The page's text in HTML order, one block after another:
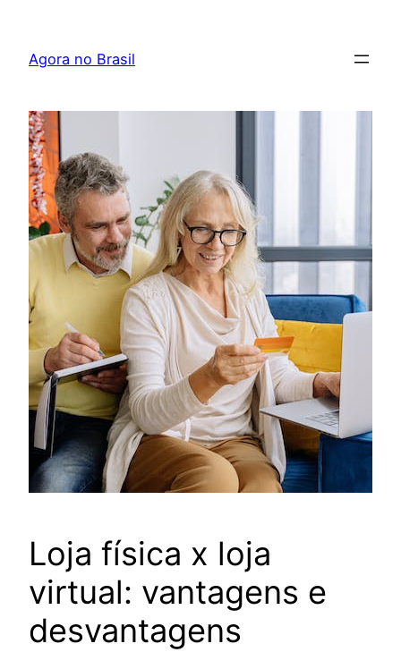
Agora no Brasil
Loja física x loja
virtual: vantagens e
desvantagens